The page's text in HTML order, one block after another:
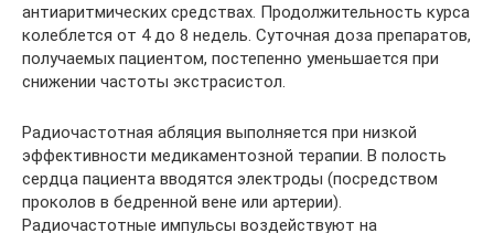
антиаритмических средствах. Продолжительность курса
колеблется от 4 до 8 недель. Суточная доза препаратов,
получаемых пациентом, постепенно уменьшается при
снижении частоты экстрасистол.
Радиочастотная абляция выполняется при низкой
эффективности медикаментозной терапии. В полость
сердца пациента вводятся электроды (посредством
проколов в бедренной вене или артерии).
Радиочастотные импульсы воздействуют на